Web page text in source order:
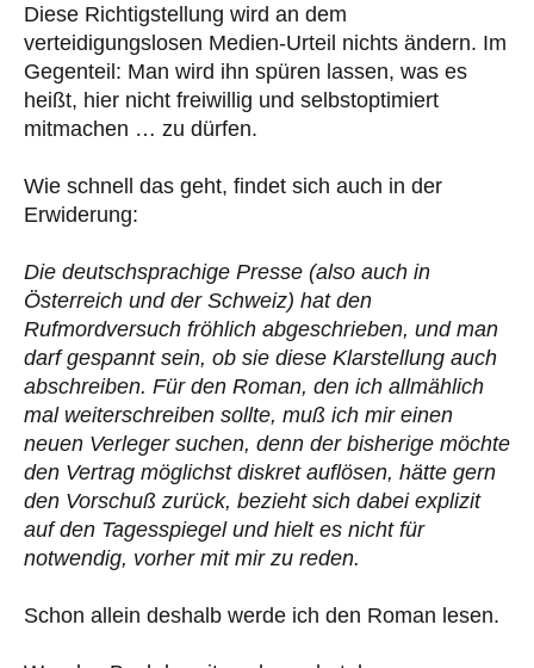
Diese Richtigstellung wird an dem
verteidigungslosen Medien-Urteil nichts ändern. Im
Gegenteil: Man wird ihn spüren lassen, was es
heißt, hier nicht freiwillig und selbstoptimiert
mitmachen … zu dürfen.
Wie schnell das geht, findet sich auch in der
Erwiderung:
Die deutschsprachige Presse (also auch in
Österreich und der Schweiz) hat den
Rufmordversuch fröhlich abgeschrieben, und man
darf gespannt sein, ob sie diese Klarstellung auch
abschreiben. Für den Roman, den ich allmählich
mal weiterschreiben sollte, muß ich mir einen
neuen Verleger suchen, denn der bisherige möchte
den Vertrag möglichst diskret auflösen, hätte gern
den Vorschuß zurück, bezieht sich dabei explizit
auf den Tagesspiegel und hielt es nicht für
notwendig, vorher mit mir zu reden.
Schon allein deshalb werde ich den Roman lesen.